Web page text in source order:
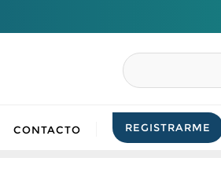
CONTACTO REGISTRARME